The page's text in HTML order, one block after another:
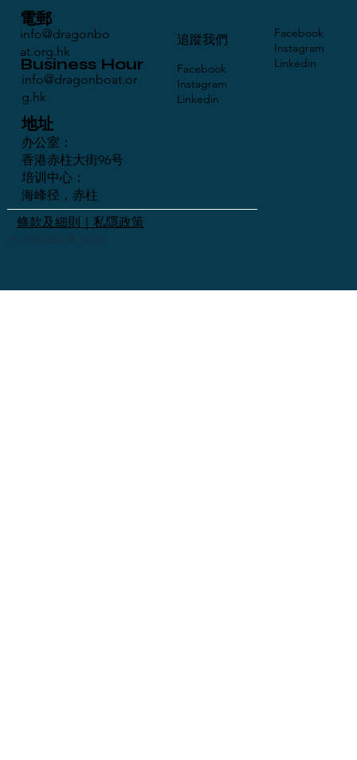
電郵
info@dragonbo
at.org.hk
Business Hour
info@dragonboat.or
g.hk
​追蹤我們
Facebook
Instagram
Linkedin
办公室：
香港赤柱大街96号
培训中心：
海峰径，赤柱
地址
Facebook
Instagram
Linkedin
條款及細則｜私隱政策